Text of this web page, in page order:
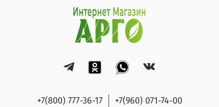
+7(800) 777-36-17
+7(960) 071-74-00